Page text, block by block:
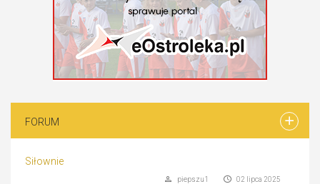
FORUM
Siłownie
02 lipca 2025
piepszu1